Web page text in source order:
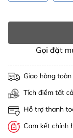
Gọi đặt
Giao hàng
Tích điểm tất
Hỗ trợ thanh
Cam kết chính